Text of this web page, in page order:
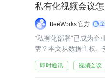
私有化视频会议
BeeWorks 官方
“私有化部署”已成为企
需？本文从数据主权、
即时通讯 视频会议